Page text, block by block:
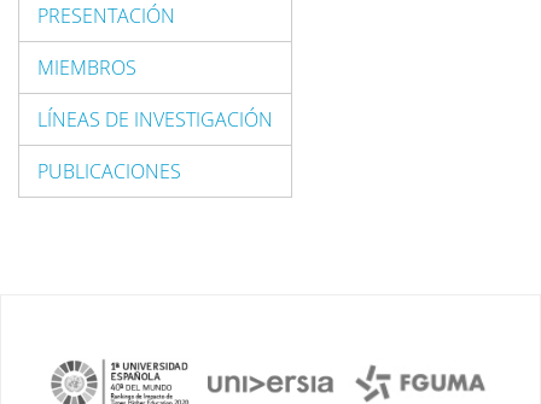
PRESENTACIÓN
MIEMBROS
LÍNEAS DE INVESTIGACIÓN
PUBLICACIONES